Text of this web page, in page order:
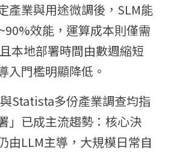
產業與用途微調後，SLM能
效能，運算成本則僅需
本地部署時間由數週縮短
入門檻明顯降低。
Statista多份產業調查均指
」已成主流趨勢：核心決
由LLM主導，大規模日常自